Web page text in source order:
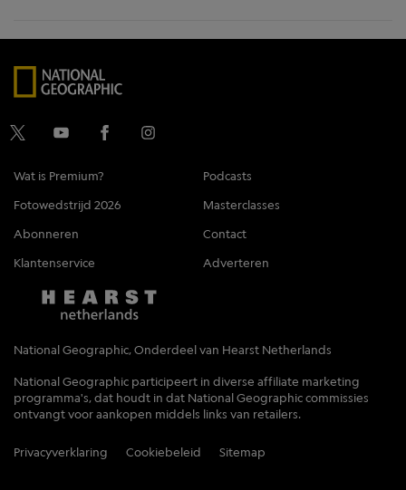
Wat is Premium?
Podcasts
Fotowedstrijd 2026
Masterclasses
Abonneren
Contact
Klantenservice
Adverteren
National Geographic, Onderdeel van Hearst Netherlands
National Geographic participeert in diverse affiliate marketing
programma's, dat houdt in dat National Geographic commissies
ontvangt voor aankopen middels links van retailers.
Privacyverklaring Cookiebeleid Sitemap